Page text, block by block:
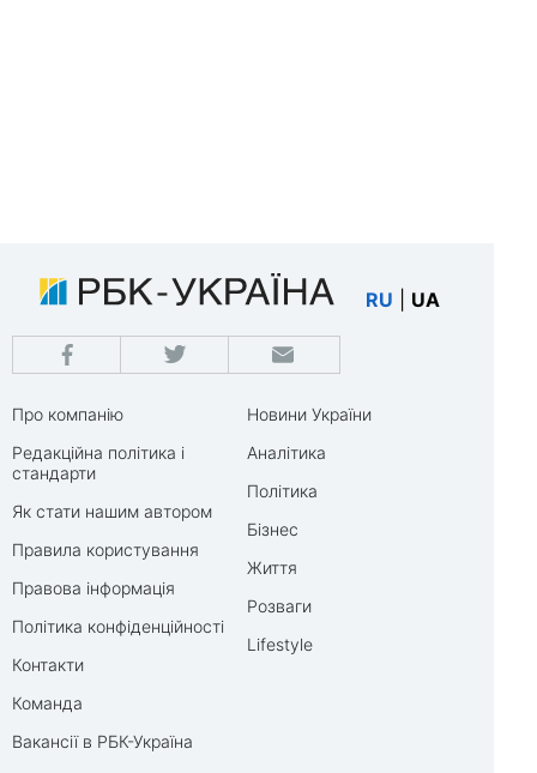
RU UA
Про компанію
Редакційна політика і
стандарти
Як стати нашим автором
Правила користування
Правова інформація
Політика конфіденційності
Контакти
Команда
Вакансії в РБК-Україна
Новини України
Аналітика
Політика
Бізнес
Життя
Розваги
Lifestyle